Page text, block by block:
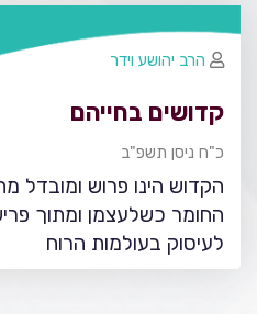
קדושים בחייהם
כ"ח ניסן תשפ"ב
הקדוש הינו פרוש ומובדל
החומר כשלעצמן ומתוך
לעיסוק בעולמות הרוח
הרב יהושע וידר